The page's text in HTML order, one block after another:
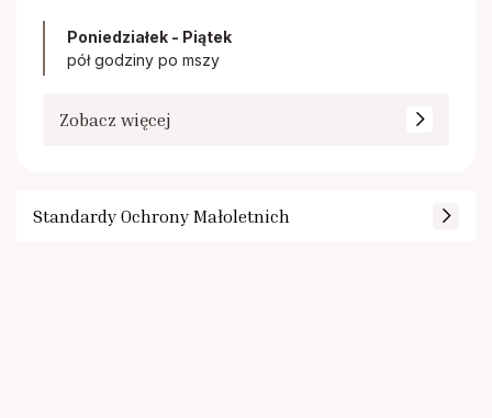
Poniedziałek - Piątek
pół godziny po mszy
Zobacz więcej
Standardy Ochrony Małoletnich